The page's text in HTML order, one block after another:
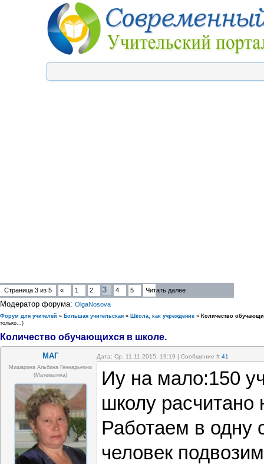
Страница 3 из 5 « 1 2 3 4 5 Читать далее
Модератор форума: OlgaNosova
Форум для учителей » Большая учительская » Школа, как учреждение » Количество
только...)
Количество обучающихся в школе.
МАГ Дата: Ср, 11.11.2015, 19:19 | Сообщение # 41
Мишарина Альбина Геннадьевна
(математика)
Иу на мало:150
школу расчитано
Работаем в одну
человек